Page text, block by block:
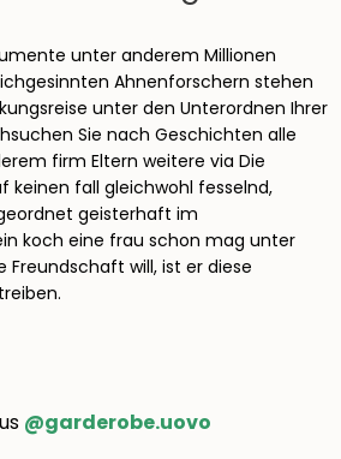
unter anderem Millionen
Ahnenforschern stehen
unter den Unterordnen Ihrer
Sie nach Geschichten alle
firm Eltern weitere via Die
keinen fall gleichwohl fesselnd,
geisterhaft im
koch eine frau schon mag unter
Freundschaft will, ist er diese
@garderobe.uovo